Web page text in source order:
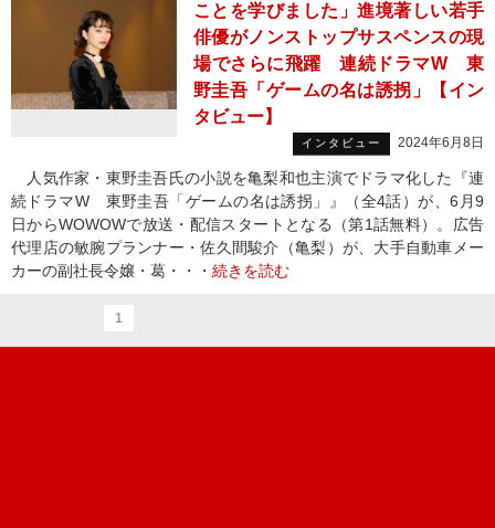
ことを学びました」進境著しい若手
俳優がノンストップサスペンスの現
場でさらに飛躍 連続ドラマW 東
野圭吾「ゲームの名は誘拐」【イン
タビュー】
インタビュー 2024年6月8日
人気作家・東野圭吾氏の小説を亀梨和也主演でドラマ化した『連
続ドラマW 東野圭吾「ゲームの名は誘拐」』（全4話）が、6月9
日からWOWOWで放送・配信スタートとなる（第1話無料）。広告
代理店の敏腕プランナー・佐久間駿介（亀梨）が、大手自動車メー
カーの副社長令嬢・葛・・・ 続きを読む
1